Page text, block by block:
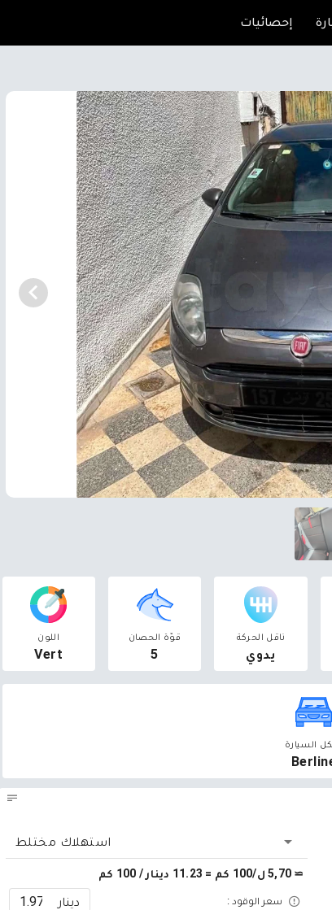
إحصائيات
ناقل الحركة
يدوي
قوّة الحصان
5
اللون
Vert
السيارة
استهلاك مختلط
≃ 5,70 ل/100 كم = 11.23 دينار / 100 كم
سعر الوقود : دينار